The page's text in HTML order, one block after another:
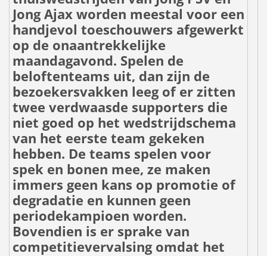
Jong Ajax worden meestal voor een
handjevol toeschouwers afgewerkt
op de onaantrekkelijke
maandagavond. Spelen de
beloftenteams uit, dan zijn de
bezoekersvakken leeg of er zitten
twee verdwaasde supporters die
niet goed op het wedstrijdschema
van het eerste team gekeken
hebben. De teams spelen voor
spek en bonen mee, ze maken
immers geen kans op promotie of
degradatie en kunnen geen
periodekampioen worden.
Bovendien is er sprake van
competitievervalsing omdat het